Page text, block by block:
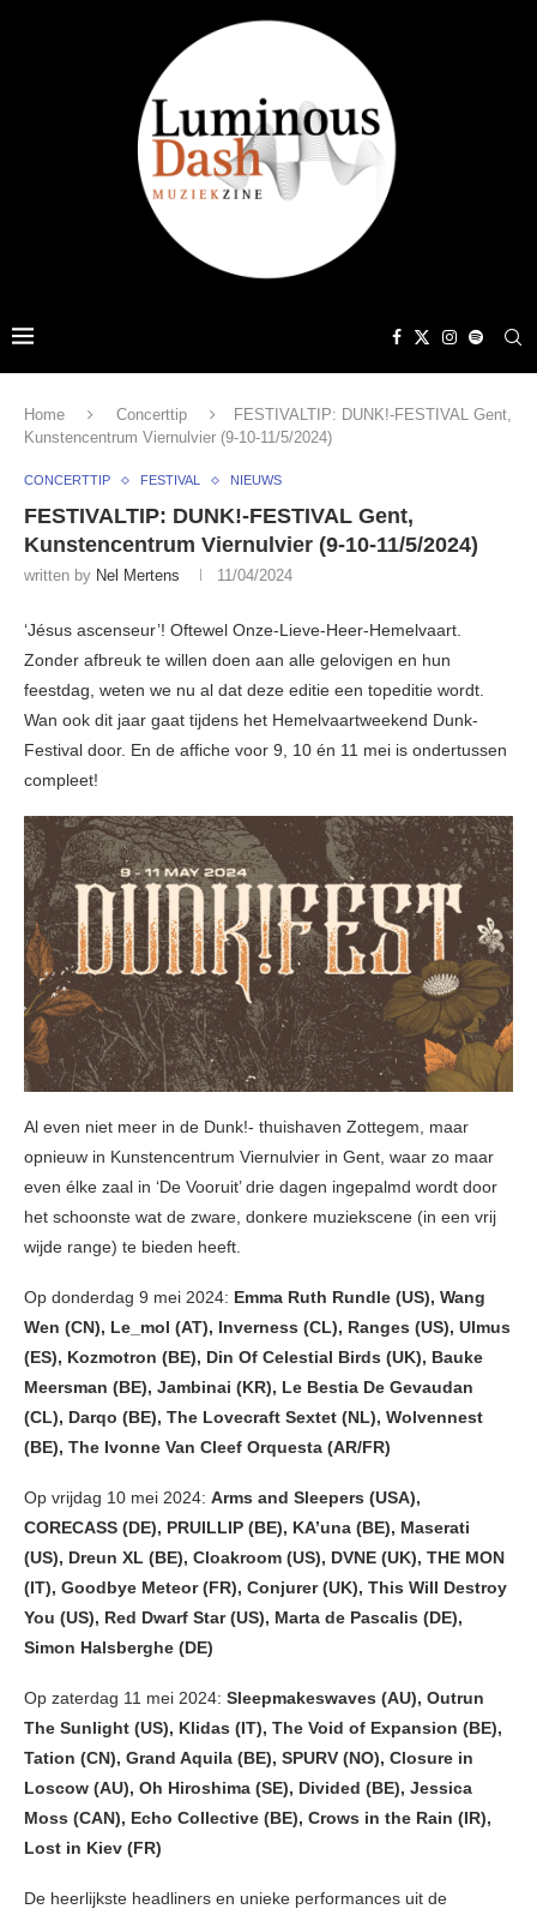
Home Concerttip
FESTIVALTIP: DUNK!-FESTIVAL Gent,
Kunstencentrum Viernulvier (9-10-11/5/2024)
CONCERTTIP FESTIVAL NIEUWS
FESTIVALTIP: DUNK!-FESTIVAL Gent,
Kunstencentrum Viernulvier (9-10-11/5/2024)
written by Nel Mertens 11/04/2024
‘Jésus ascenseur’! Oftewel Onze-Lieve-Heer-Hemelvaart.
Zonder afbreuk te willen doen aan alle gelovigen en hun
feestdag, weten we nu al dat deze editie een topeditie wordt.
Wan ook dit jaar gaat tijdens het Hemelvaartweekend Dunk-
Festival door. En de affiche voor 9, 10 én 11 mei is ondertussen
compleet!
Al even niet meer in de Dunk!- thuishaven Zottegem, maar
opnieuw in Kunstencentrum Viernulvier in Gent, waar zo maar
even élke zaal in ‘De Vooruit’ drie dagen ingepalmd wordt door
het schoonste wat de zware, donkere muziekscene (in een vrij
wijde range) te bieden heeft.
Op donderdag 9 mei 2024: Emma Ruth Rundle (US), Wang
Wen (CN), Le_mol (AT), Inverness (CL), Ranges (US), Ulmus
(ES), Kozmotron (BE), Din Of Celestial Birds (UK), Bauke
Meersman (BE), Jambinai (KR), Le Bestia De Gevaudan
(CL), Darqo (BE), The Lovecraft Sextet (NL), Wolvennest
(BE), The Ivonne Van Cleef Orquesta (AR/FR)
Op vrijdag 10 mei 2024: Arms and Sleepers (USA),
CORECASS (DE), PRUILLIP (BE), KA’una (BE), Maserati
(US), Dreun XL (BE), Cloakroom (US), DVNE (UK), THE MON
(IT), Goodbye Meteor (FR), Conjurer (UK), This Will Destroy
You (US), Red Dwarf Star (US), Marta de Pascalis (DE),
Simon Halsberghe (DE)
Op zaterdag 11 mei 2024: Sleepmakeswaves (AU), Outrun
The Sunlight (US), Klidas (IT), The Void of Expansion (BE),
Tation (CN), Grand Aquila (BE), SPURV (NO), Closure in
Loscow (AU), Oh Hiroshima (SE), Divided (BE), Jessica
Moss (CAN), Echo Collective (BE), Crows in the Rain (IR),
Lost in Kiev (FR)
De heerlijkste headliners en unieke performances uit de